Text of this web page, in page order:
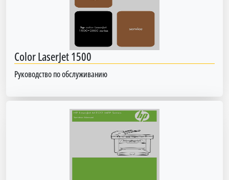
Color LaserJet 1500
Руководство по обслуживанию